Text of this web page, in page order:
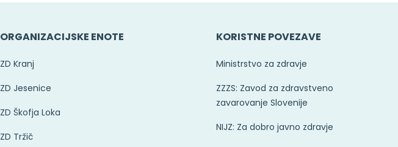
ORGANIZACIJSKE ENOTE
ZD Kranj
ZD Jesenice
ZD Škofja Loka
ZD Tržič
KORISTNE POVEZAVE
Ministrstvo za zdravje
ZZZS: Zavod za zdravstveno
zavarovanje Slovenije
NIJZ: Za dobro javno zdravje